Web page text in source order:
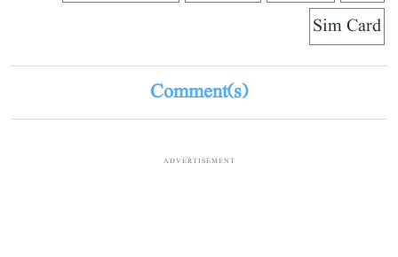
Sim Card
Comment(s)
ADVERTISEMENT